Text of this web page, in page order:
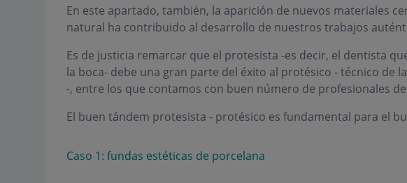
En este apartado, también, la aparición de nuevos materiales
natural ha contribuido al desarrollo de nuestros trabajos
Es de justicia remarcar que el protesista -es decir, el dentista
la boca- debe una gran parte del éxito al protésico - técnico de
-, entre los que contamos con buen número de profesionales
El buen tándem protesista - protésico es fundamental para el
Caso 1: fundas estéticas de porcelana